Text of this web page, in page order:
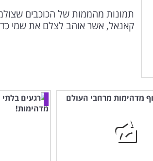
תמונות מהממות של הכוכבים
קאנאל, אשר אוהב לצלם את שמי